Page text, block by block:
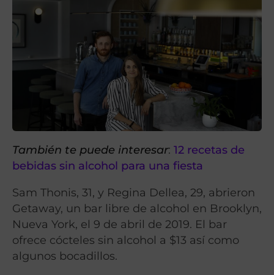
También te puede interesar: 12 recetas de
bebidas sin alcohol para una fiesta
Sam Thonis, 31, y Regina Dellea, 29, abrieron
Getaway, un bar libre de alcohol en Brooklyn,
Nueva York, el 9 de abril de 2019. El bar
ofrece cócteles sin alcohol a $13 así como
algunos bocadillos.